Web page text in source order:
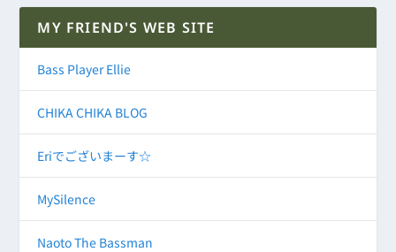
MY FRIEND'S WEB SITE
Bass Player Ellie
CHIKA CHIKA BLOG
Eriでございまーす☆
MySilence
Naoto The Bassman